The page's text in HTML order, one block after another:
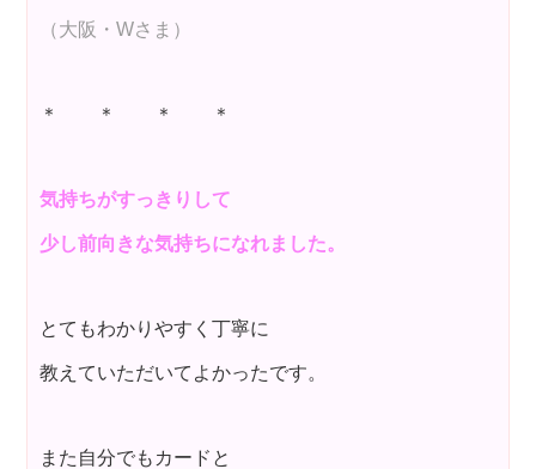
（大阪・Wさま）
＊ ＊ ＊ ＊
気持ちがすっきりして
少し前向きな気持ちになれました。
とてもわかりやすく丁寧に
教えていただいてよかったです。
また自分でもカードと